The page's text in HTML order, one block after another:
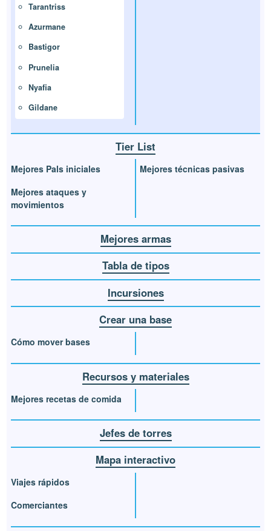
Tarantriss
Azurmane
Bastigor
Prunelia
Nyafia
Gildane
Tier List
Mejores Pals iniciales
Mejores ataques y
movimientos
Mejores técnicas pasivas
Mejores armas
Tabla de tipos
Incursiones
Crear una base
Cómo mover bases
Recursos y materiales
Mejores recetas de comida
Jefes de torres
Mapa interactivo
Viajes rápidos
Comerciantes